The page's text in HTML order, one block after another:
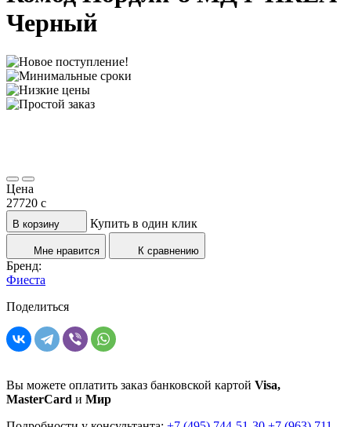
Черный
Цена
27720 c
В корзину Купить в один клик
Мне нравится К сравнению
Бренд:
Фиеста
Поделиться
Вы можете оплатить заказ банковской картой Visa,
MasterCard и Мир